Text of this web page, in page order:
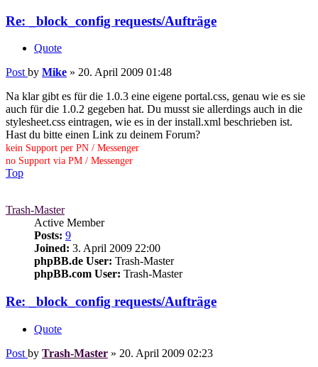
Re: _block_config requests/Aufträge
Quote
Post by Mike » 20. April 2009 01:48
Na klar gibt es für die 1.0.3 eine eigene portal.css, genau wie es sie
auch für die 1.0.2 gegeben hat. Du musst sie allerdings auch in die
stylesheet.css eintragen, wie es in der install.xml beschrieben ist.
Hast du bitte einen Link zu deinem Forum?
kein Support per PN / Messenger
no Support via PM / Messenger
Top
Trash-Master
Active Member
Posts: 9
Joined: 3. April 2009 22:00
phpBB.de User: Trash-Master
phpBB.com User: Trash-Master
Re: _block_config requests/Aufträge
Quote
Post by Trash-Master » 20. April 2009 02:23